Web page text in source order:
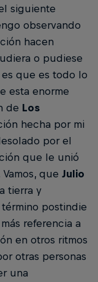
siguiente
observando
hacen
o pudiese
es que es todo lo
esta enorme
de Los
hecha por mi
por el
que le unió
que Julio
tierra y
postindie
referencia a
en otros ritmos
otras personas
una